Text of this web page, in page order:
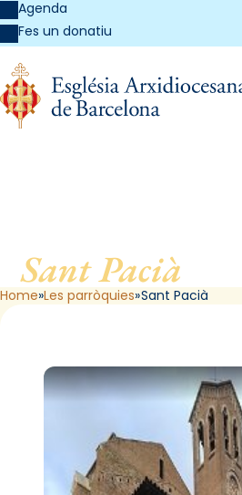
Agenda
Fes un donatiu
Sant Pacià
Home Les parròquies Sant Pacià